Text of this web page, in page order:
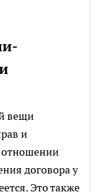
вещи
и
отношении
договора у
Это также